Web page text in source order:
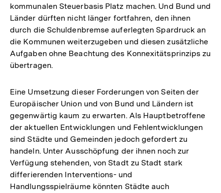
kommunalen Steuerbasis Platz machen. Und Bund und
Länder dürften nicht länger fortfahren, den ihnen
durch die Schuldenbremse auferlegten Spardruck an
die Kommunen weiterzugeben und diesen zusätzliche
Aufgaben ohne Beachtung des Konnexitätsprinzips zu
übertragen.
Eine Umsetzung dieser Forderungen von Seiten der
Europäischer Union und von Bund und Ländern ist
gegenwärtig kaum zu erwarten. Als Hauptbetroffene
der aktuellen Entwicklungen und Fehlentwicklungen
sind Städte und Gemeinden jedoch gefordert zu
handeln. Unter Ausschöpfung der ihnen noch zur
Verfügung stehenden, von Stadt zu Stadt stark
differierenden Interventions- und
Handlungsspielräume könnten Städte auch